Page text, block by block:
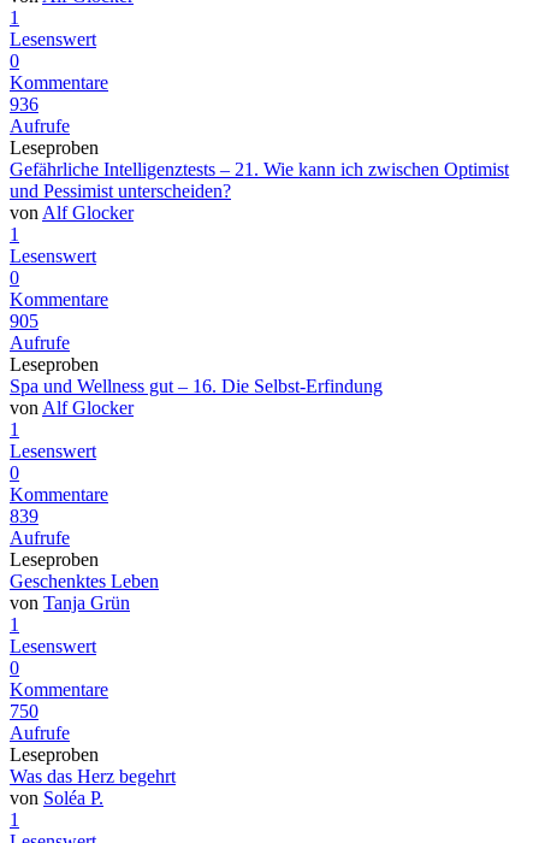
1
Lesenswert
0
Kommentare
936
Aufrufe
Leseproben
Gefährliche Intelligenztests – 21. Wie kann ich zwischen Optimist
und Pessimist unterscheiden?
von Alf Glocker
1
Lesenswert
0
Kommentare
905
Aufrufe
Leseproben
Spa und Wellness gut – 16. Die Selbst-Erfindung
von Alf Glocker
1
Lesenswert
0
Kommentare
839
Aufrufe
Leseproben
Geschenktes Leben
von Tanja Grün
1
Lesenswert
0
Kommentare
750
Aufrufe
Leseproben
Was das Herz begehrt
von Soléa P.
1